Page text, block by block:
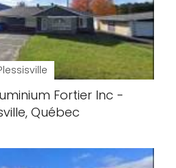
Fortier Inc -
Québec